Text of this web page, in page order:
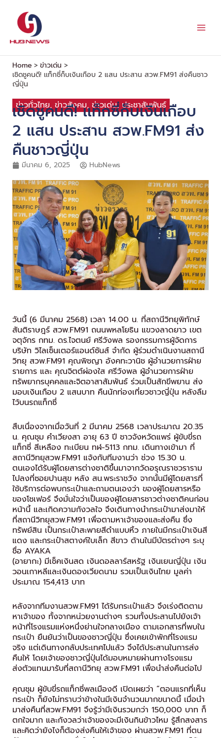
content
Home
ข่าวเด่น
เชิดชูคนดี! เเท็กซี่ก็บเงินเกือบ 2 แสน ประสาน สวพ.FM91 ส่งคืนชาว
ญี่ปุ่น
ข่าวทั่วไทย, ข่าวสังคม,ข่าวเด่น, ประชาสัมพันธ์
เชิดชูคนดี! เเท็กซี่ก็บเงินเกือบ
2 แสน ประสาน สวพ.FM91 ส่ง
คืนชาวญี่ปุ่น
มีนาคม 6, 2025 HubNews
วันนี้ (6 มีนาคม 2568) เวลา 14.00 น. ที่สถานีวิทยุพิทักษ์
สันติราษฎร์ สวพ.FM91 ถนนพหลโยธิน แขวงลาดยาว เขต
จตุจักร กทม. ดร.ไจตนย์ ศรีวังพล รองกรรมการผู้จัดการ
บริษัท วิไลเซ็นเตอร์แอนด์ซันส์ จำกัด ผู้ร่วมดำเนินงานสถานี
วิทยุ สวพ.FM91 คุณพิชญา อังคทะวานิช ผู้อำนวยการฝ่าย
รายการ และ คุณจิตต์ผ่องใส ศรีวังพล ผู้อำนวยการฝ่าย
ทรัพยากรบุคคลและจิตอาสาสัมพันธ์ ร่วมเป็นสักขีพยาน ส่ง
มอบเงินเกือบ 2 แสนบาท คืนนักท่องเที่ยวชาวญี่ปุ่น หลังลืม
ไว้บนรถแท็กซี่
สืบเนื่องจากเมื่อวันที่ 2 มีนาคม 2568 เวลาประมาณ 20.35
น. คุณชุม คำเวียงสา อายุ 63 ปี ชาวจังหวัดแพร่ ผู้ขับขี่รถ
แท็กซี่ สีเหลือง ทะเบียน ทฬ-5113 กทม. เดินทางเข้ามา ที่
สถานีวิทยุสวพ.FM91 แจ้งกับทีมงานว่า ช่วง 15.30 น.
ตนเองได้รับผู้โดยสารต่างชาติขึ้นมาจากวัดอรุณราชวราราม
ไปลงที่ซอยปานสุข หลัง สน.พระราชวัง จากนั้นมีผู้โดยสารที่
ใช้บริการต่อพบกระเป๋าและถามตนเองว่า ของผู้โดยสารหรือ
ของโชเฟอร์ จึงมั่นใจว่าเป็นของผู้โดยสารชาวต่างชาติคนก่อน
หน้านี้ และเกิดความกังวลใจ จึงเดินทางนำกระเป๋ามาส่งมาให้
ที่สถานีวิทยุสวพ.FM91 เพื่อตามหาเจ้าของและส่งคืน ซึ่ง
ทรัพย์สิน เป็นกระเป๋าสะพายสีดำแบบหิ้ว ภายในมีกระเป๋าเงินสี
แดง และกระเป๋าสตางค์ใบเล็ก สีขาว ด้านในมีบัตรต่างๆ ระบุ
ชื่อ AYAKA
(อายากะ) มีเช็คเงินสด เงินดอลลาร์สหรัฐ เงินเยนญี่ปุ่น เงิน
วอนเกาหลีและเงินดองเวียดนาม รวมเป็นเงินไทย มูลค่า
ประมาณ 154,413 บาท
หลังจากทีมงานสวพ.FM91 ได้รับกระเป๋าแล้ว จึงเร่งติดตาม
หาเจ้าของ ทั้งจากหน่วยงานต่างๆ รวมทั้งประสานไปยังเจ้า
หน้าที่โรงแรมแห่งหนึ่งย่านใจกลางเมือง ตามเอกสารที่พบใน
กระเป๋า ยืนยันว่าเป็นของชาวญี่ปุ่น ซึ่งเคยเข้าพักที่โรงแรม
จริง แต่เดินทางกลับประเทศไปแล้ว จึงได้ประสานในการส่ง
คืนให้ โดยเจ้าของชาวญี่ปุ่นได้มอบหมายผ่านทางโรงแรม
ส่งตัวแทนมารับที่สถานีวิทยุ สวพ.FM91 เพื่อนำส่งคืนต่อไป
คุณชุม ผู้ขับขี่รถแท็กซี่พลเมืองดี เปิดเผยว่า “ตอนแรกที่เห็น
กระเป๋า ก็ยังไม่ทราบว่าข้างในมีเงินจำนวนมากขนาดนี้ เมื่อนำ
มาส่งคืนที่สวพ.FM91 จึงรู้ว่ามีเงินรวมกว่า 150,000 บาท ก็
ตกใจมาก และกังวลว่าเจ้าของจะมีเงินกินข้าวไหม รู้สึกสงสาร
และคิดว่ายังไงก็ต้องส่งคืนให้เจ้าของ ผ่านสวพ.FM91 ที่ตน